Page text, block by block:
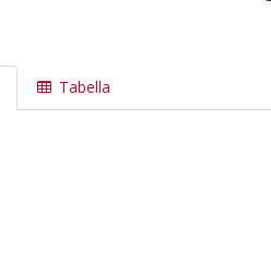
Tabella